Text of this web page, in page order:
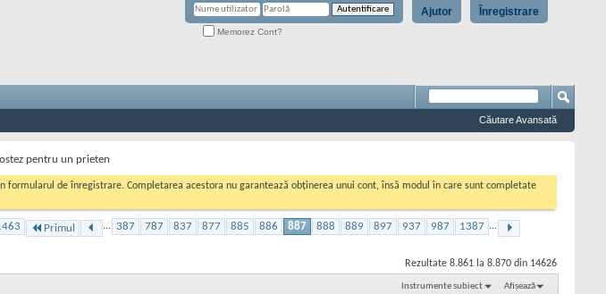
Înregistrare
Ajutor
Memorez Cont?
Căutare Avansată
pentru un prieten
formularul de înregistrare. Completarea acestora nu garantează obținerea unui cont, însă modul în care sunt completate
Primul ... 387 787 837 877 885 886 887 888 889 897 937 987 1387 ...
Rezultate 8.861 la 8.870 din 14626
Instrumente subiect Afișează